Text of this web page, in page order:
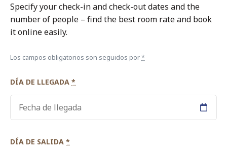
Specify your check-in and check-out dates and the
number of people – find the best room rate and book
it online easily.
Los campos obligatorios son seguidos por*
DÍA DE LLEGADA *
DÍA DE SALIDA *